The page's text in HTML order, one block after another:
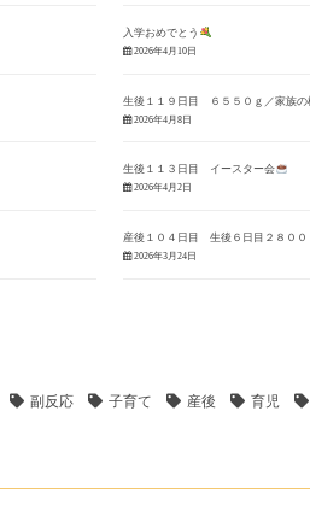
入学おめでとう
2026年4月10日
生後１１９日目 ６５５０ｇ／家族の
2026年4月8日
生後１１３日目 イースター会
2026年4月2日
産後１０４日目 生後６日目２８００
2026年3月24日
副反応 子育て 産後 育児